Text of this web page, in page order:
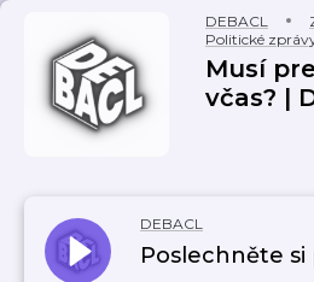
DEBACL
Politické
Musí
včas? |
DEBACL
Poslechněte si